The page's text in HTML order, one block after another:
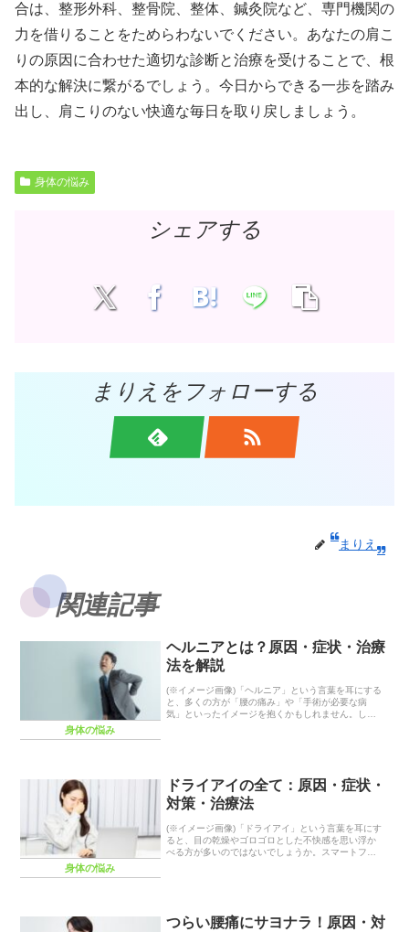
合は、整形外科、整骨院、整体、鍼灸院など、専門機関の
力を借りることをためらわないでください。あなたの肩こ
りの原因に合わせた適切な診断と治療を受けることで、根
本的な解決に繋がるでしょう。今日からできる一歩を踏み
出し、肩こりのない快適な毎日を取り戻しましょう。
身体の悩み
シェアする
まりえをフォローする
まりえ
関連記事
身体の悩み
ヘルニアとは？原因・症状・治療
法を解説
(※イメージ画像)「ヘルニア」という言葉を耳にする
と、多くの方が「腰の痛み」や「手術が必要な病
気」といったイメージを抱くかもしれません。しか
身体の悩み
ドライアイの全て：原因・症状・
対策・治療法
(※イメージ画像)「ドライアイ」という言葉を耳にす
ると、目の乾燥やゴロゴロとした不快感を思い浮か
べる方が多いのではないでしょうか。スマートフォ
つらい腰痛にサヨナラ！原因・対